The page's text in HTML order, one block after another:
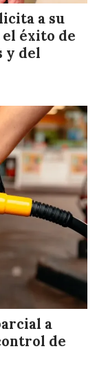
a su
éxito de
y del
a
de